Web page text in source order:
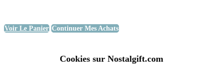
Voir Le Panier Continuer Mes Achats
Cookies sur Nostalgift.com